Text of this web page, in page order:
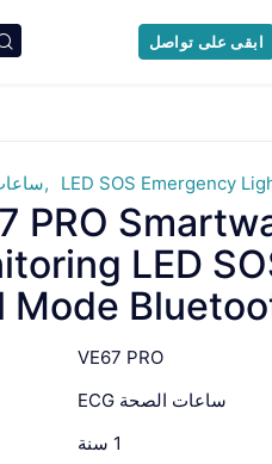
ابقى على تواصل
LED SOS Emergency
PRO
LED
Mode
VE67 PRO
ساعات الصحة ECG
1 سنة